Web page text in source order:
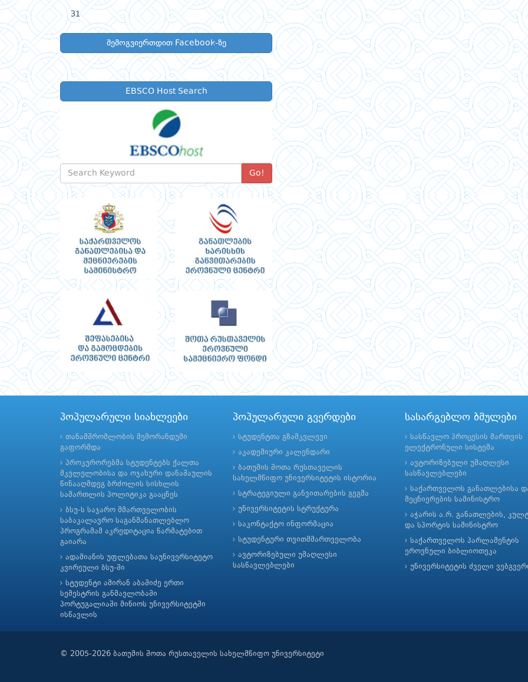
31
შემოგვიერთდით Facebook-ზე
EBSCO Host Search
Go!
პოპულარული სიახლეები
თანამშრომლობის მემორანდუმი
გაფორმდა
პროკურორებმა სტუდენტებს ქალთა
მკვლელობისა და ოჯახური დანაშაულის
წინააღმდეგ ბრძოლის სისხლის
სამართლის პოლიტიკა გააცნეს
ბსუ-ს საჯარო მმართველობის
საბაკალავრო საგანმანათლებლო
პროგრამამ აკრედიტაცია წარმატებით
გაიარა
ადამიანის უფლებათა საუნივერსიტეტო
კვირეული ბსუ-ში
სტუდენტი ამირან აბაშიძე ერთი
სემესტრის განმავლობაში
პორტუგალიაში მინიოს უნივერსიტეტში
ისწავლის
პოპულარული გვერდები
სტუდენტთა გზამკვლევი
აკადემიური კალენდარი
ბათუმის შოთა რუსთაველის
სახელმწიფო უნივერსიტეტის ისტორია
სტრატეგიული განვითარების გეგმა
უნივერსიტეტის სტრუქტურა
საკონტაქტო ინფორმაცია
სტუდენტური თვითმმართველობა
ავტორიზებული უმაღლესი
სასწავლებლები
სასარგებლო ბმულები
სასწავლო პროცესის მართვის
ელექტრონული სისტემა
ავტორიზებული უმაღლესი
სასწავლებლები
საქართველოს განათლებისა
მეცნიერების სამინისტრო
აჭარის ა.რ. განათლების,
და სპორტის სამინისტრო
საქართველოს პარლამენტის
ეროვნული ბიბლიოთეკა
უნივერსიტეტის ძველი
© 2005-2026 ბათუმის შოთა რუსთაველის სახელმწიფო უნივერსიტეტი